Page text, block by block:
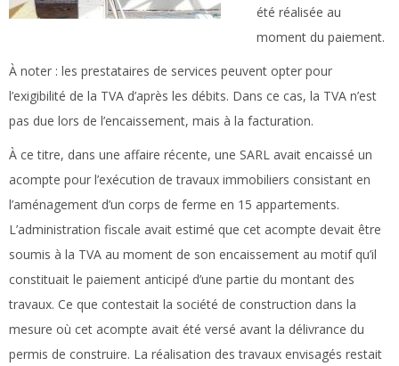
été réalisée au
moment du paiement.
À noter : les prestataires de services peuvent opter pour
l’exigibilité de la TVA d’après les débits. Dans ce cas, la TVA n’est
pas due lors de l’encaissement, mais à la facturation.
À ce titre, dans une affaire récente, une SARL avait encaissé un
acompte pour l’exécution de travaux immobiliers consistant en
l’aménagement d’un corps de ferme en 15 appartements.
L’administration fiscale avait estimé que cet acompte devait être
soumis à la TVA au moment de son encaissement au motif qu’il
constituait le paiement anticipé d’une partie du montant des
travaux. Ce que contestait la société de construction dans la
mesure où cet acompte avait été versé avant la délivrance du
permis de construire. La réalisation des travaux envisagés restait